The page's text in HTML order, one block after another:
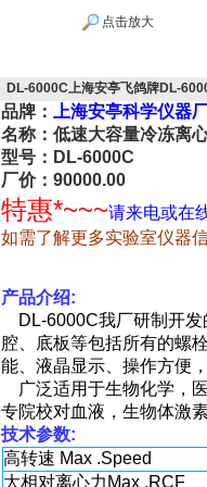
点击放大
DL-6000C上海安亭飞鸽牌DL-
品牌：
上海安亭科学仪器
名称：低速大容量冷冻离
型号：DL-6000C
厂价：90000.00
特惠*~~~请来电或在
如需了解更多实验室仪器
产品介绍:
DL-6000C我厂研制开
腔、底板等包括所有的螺
能、液晶显示、操作方便
广泛适用于生物化学，
专院校对血液，生物体激
技术参数:
高转速 Max .Speed
大相对离心力 Max .RCF